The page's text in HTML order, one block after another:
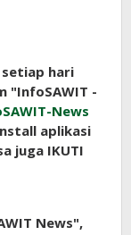
hari
"InfoSAWIT -
News
aplikasi
juga IKUTI
News",